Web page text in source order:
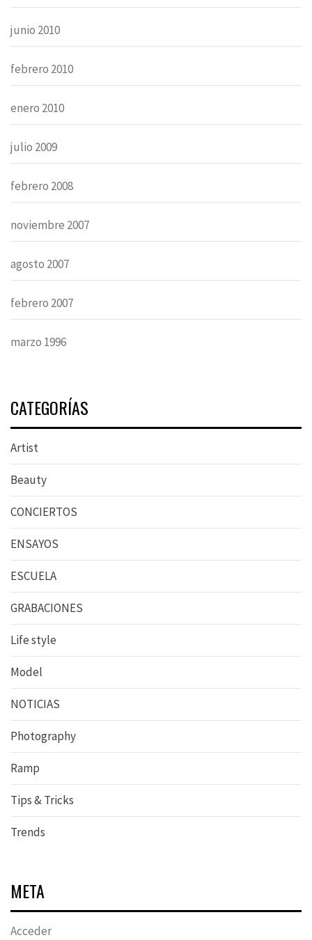
junio 2010
febrero 2010
enero 2010
julio 2009
febrero 2008
noviembre 2007
agosto 2007
febrero 2007
marzo 1996
CATEGORÍAS
Artist
Beauty
CONCIERTOS
ENSAYOS
ESCUELA
GRABACIONES
Life style
Model
NOTICIAS
Photography
Ramp
Tips & Tricks
Trends
META
Acceder